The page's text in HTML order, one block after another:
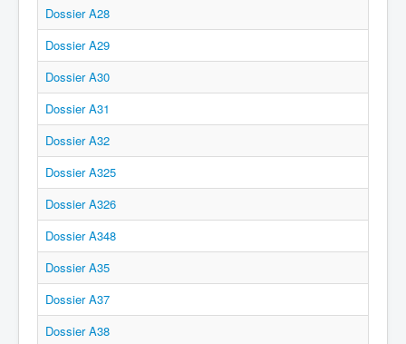
Dossier A28
Dossier A29
Dossier A30
Dossier A31
Dossier A32
Dossier A325
Dossier A326
Dossier A348
Dossier A35
Dossier A37
Dossier A38